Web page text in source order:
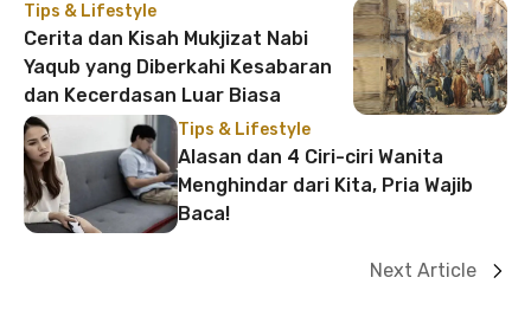
Tips & Lifestyle
Cerita dan Kisah Mukjizat Nabi
Yaqub yang Diberkahi Kesabaran
dan Kecerdasan Luar Biasa
Tips & Lifestyle
Alasan dan 4 Ciri-ciri Wanita
Menghindar dari Kita, Pria Wajib
Baca!
Next Article